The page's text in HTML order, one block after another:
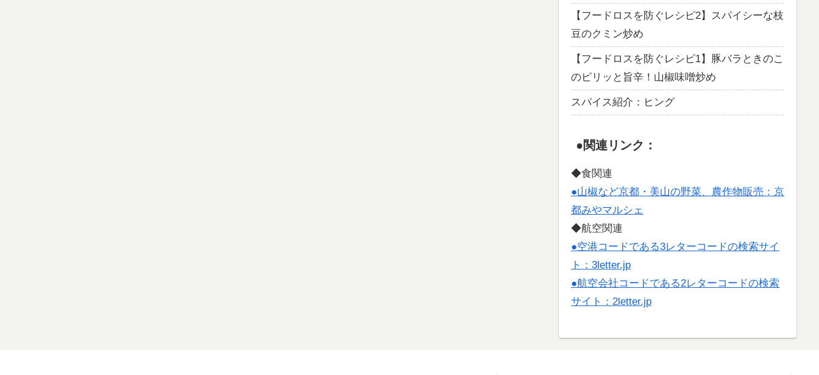
【フードロスを防ぐレシピ2】スパイシーな枝
豆のクミン炒め
【フードロスを防ぐレシピ1】豚バラときのこ
のピリッと旨辛！山椒味噌炒め
スパイス紹介：ヒング
●関連リンク：
◆食関連
●山椒など京都・美山の野菜、農作物販売：京
都みやマルシェ
◆航空関連
●空港コードである3レターコードの検索サイ
ト：3letter.jp
●航空会社コードである2レターコードの検索
サイト：2letter.jp